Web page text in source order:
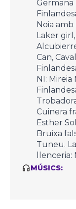
Germana
Noia amb
Laker girl,
Can,
NI: Mireia
Cuinera
Esther
Bruixa
Tuneu.
MÚSICS: